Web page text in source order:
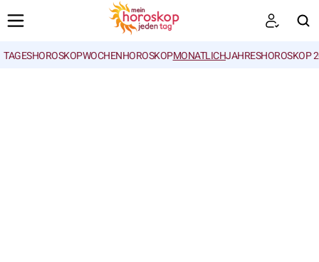
TAGESHOROSKOPWOCHENHOROSKOPMONATLICHJAHRESHOROSKOP